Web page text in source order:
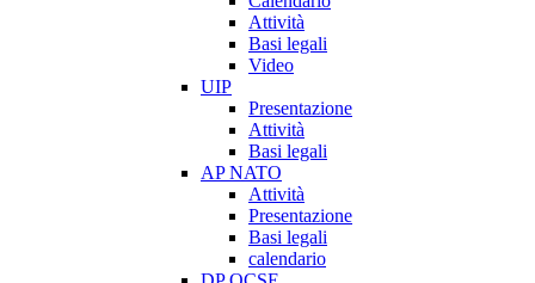
Attività
Basi legali
Video
UIP
Presentazione
Attività
Basi legali
AP NATO
Attività
Presentazione
Basi legali
calendario